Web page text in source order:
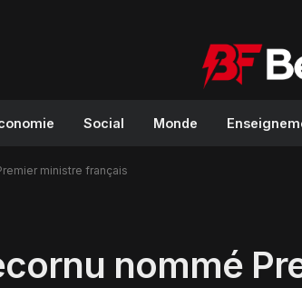
Social Monde
ministre français
nommé